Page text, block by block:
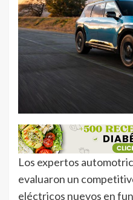
Los expertos
evaluaron un
eléctricos nuevos en